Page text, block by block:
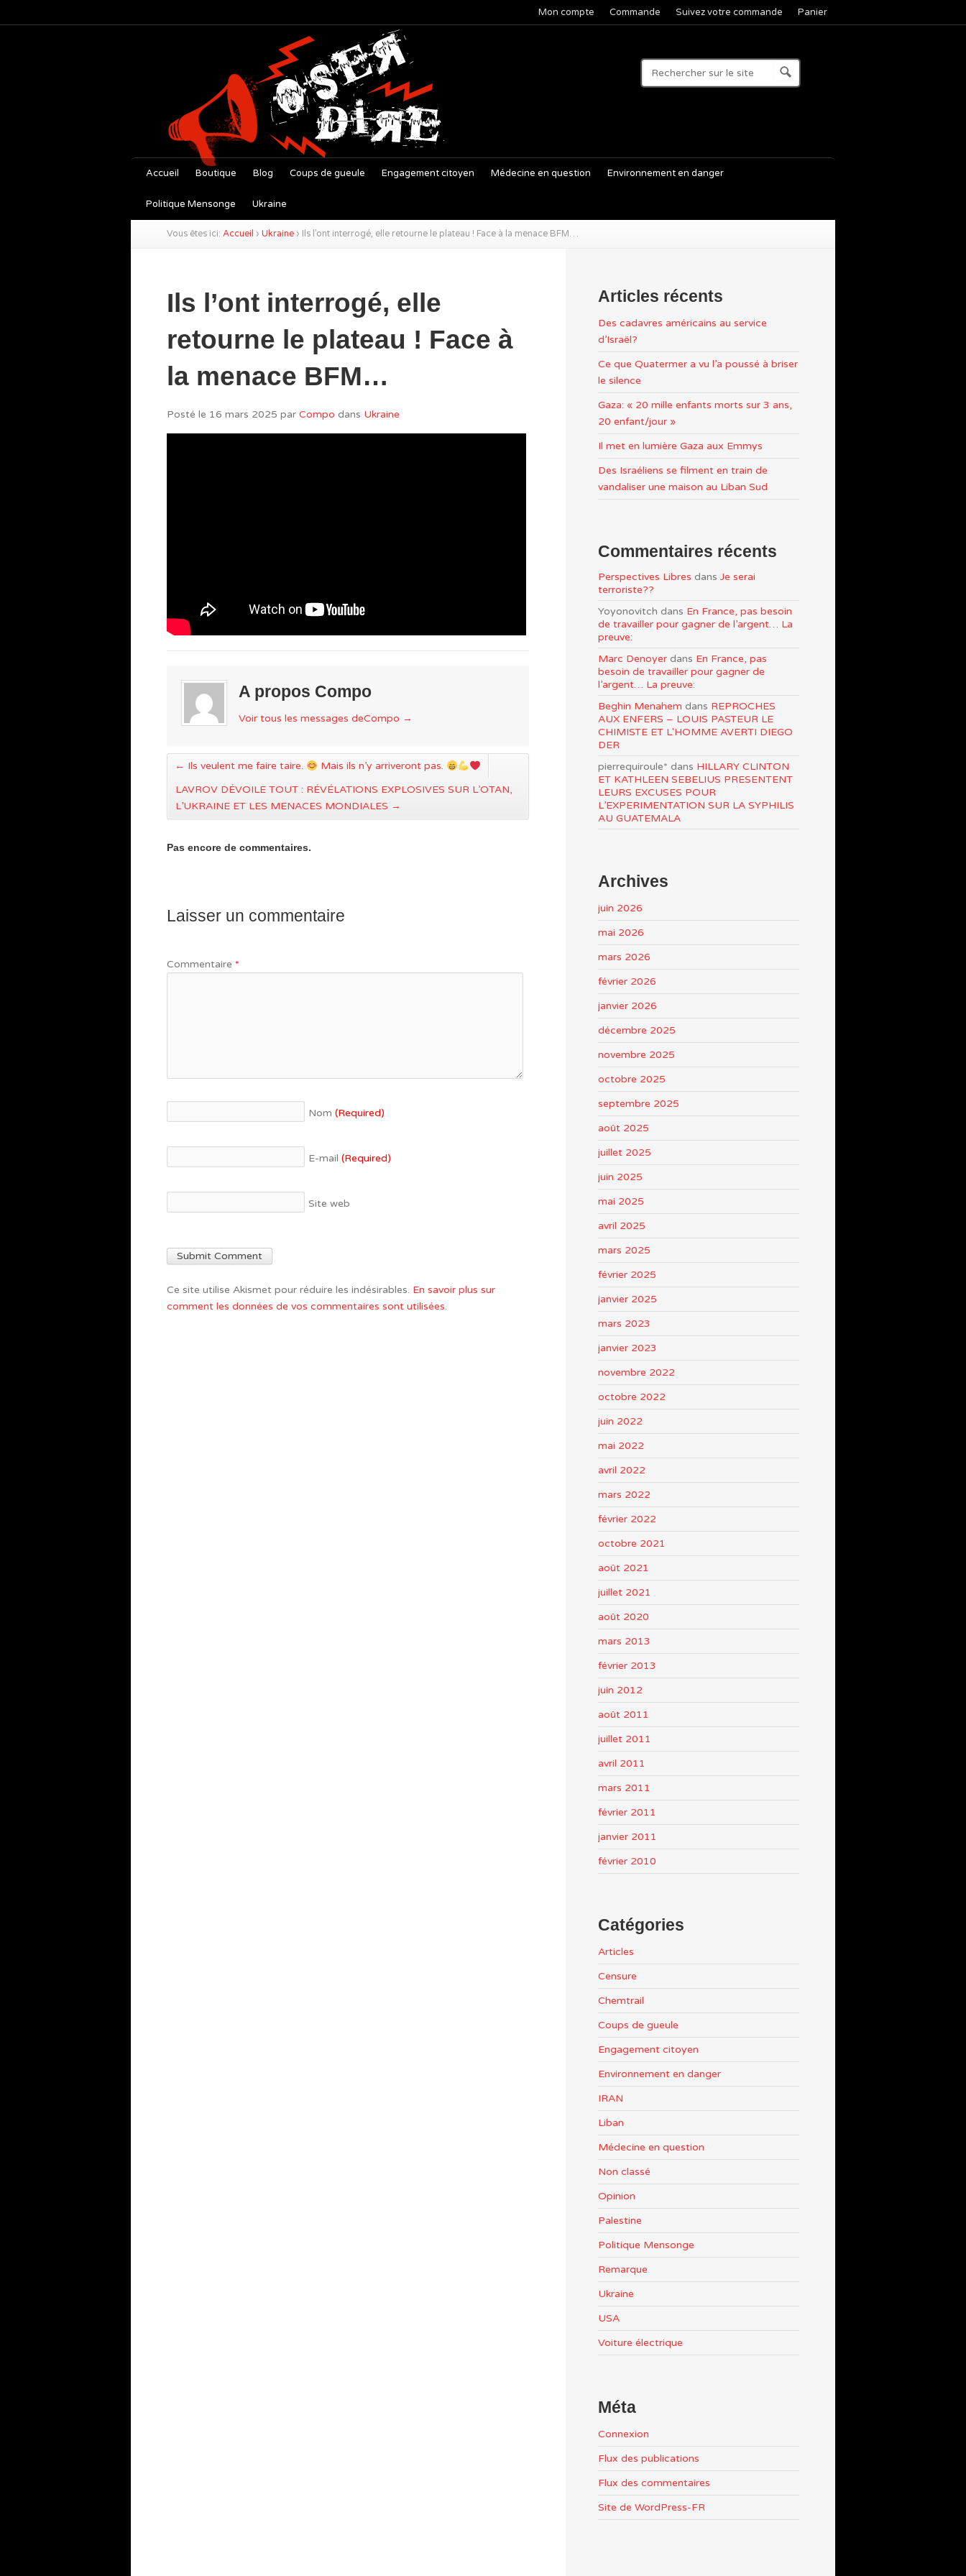
Mon compte Commande Suivez votre commande Panier
Accueil Boutique Blog Coups de gueule Engagement citoyen Médecine en question Environnement en danger
Politique Mensonge Ukraine
Vous êtes ici: Accueil › Ukraine › Ils l’ont interrogé, elle retourne le plateau ! Face à la menace BFM…
Ils l’ont interrogé, elle
retourne le plateau ! Face à
la menace BFM…
Posté le 16 mars 2025 par Compo dans Ukraine
A propos Compo
Voir tous les messages deCompo →
← Ils veulent me faire taire.
Mais ils n’y arriveront pas.
LAVROV DÉVOILE TOUT : RÉVÉLATIONS EXPLOSIVES SUR L’OTAN,
L’UKRAINE ET LES MENACES MONDIALES →
Pas encore de commentaires.
Laisser un commentaire
Commentaire *
Nom (Required)
E-mail (Required)
Site web
Ce site utilise Akismet pour réduire les indésirables. En savoir plus sur
comment les données de vos commentaires sont utilisées.
Articles récents
Des cadavres américains au service
d’Israël?
Ce que Quatermer a vu l’a poussé à briser
le silence
Gaza: « 20 mille enfants morts sur 3 ans,
20 enfant/jour »
Il met en lumière Gaza aux Emmys
Des Israéliens se filment en train de
vandaliser une maison au Liban Sud
Commentaires récents
Perspectives Libres dans Je serai
terroriste??
Yoyonovitch dans En France, pas besoin
de travailler pour gagner de l’argent… La
preuve:
Marc Denoyer dans En France, pas
besoin de travailler pour gagner de
l’argent… La preuve:
Beghin Menahem dans REPROCHES
AUX ENFERS – LOUIS PASTEUR LE
CHIMISTE ET L'HOMME AVERTI DIEGO
DER
pierrequiroule* dans HILLARY CLINTON
ET KATHLEEN SEBELIUS PRESENTENT
LEURS EXCUSES POUR
L’EXPERIMENTATION SUR LA SYPHILIS
AU GUATEMALA
Archives
juin 2026
mai 2026
mars 2026
février 2026
janvier 2026
décembre 2025
novembre 2025
octobre 2025
septembre 2025
août 2025
juillet 2025
juin 2025
mai 2025
avril 2025
mars 2025
février 2025
janvier 2025
mars 2023
janvier 2023
novembre 2022
octobre 2022
juin 2022
mai 2022
avril 2022
mars 2022
février 2022
octobre 2021
août 2021
juillet 2021
août 2020
mars 2013
février 2013
juin 2012
août 2011
juillet 2011
avril 2011
mars 2011
février 2011
janvier 2011
février 2010
Catégories
Articles
Censure
Chemtrail
Coups de gueule
Engagement citoyen
Environnement en danger
IRAN
Liban
Médecine en question
Non classé
Opinion
Palestine
Politique Mensonge
Remarque
Ukraine
USA
Voiture électrique
Méta
Connexion
Flux des publications
Flux des commentaires
Site de WordPress-FR